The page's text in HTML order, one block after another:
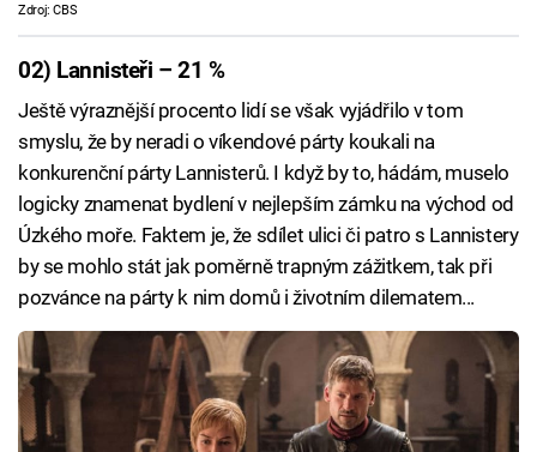
Zdroj: CBS
02) Lannisteři – 21 %
Ještě výraznější procento lidí se však vyjádřilo v tom
smyslu, že by neradi o víkendové párty koukali na
konkurenční párty Lannisterů. I když by to, hádám, muselo
logicky znamenat bydlení v nejlepším zámku na východ od
Úzkého moře. Faktem je, že sdílet ulici či patro s Lannistery
by se mohlo stát jak poměrně trapným zážitkem, tak při
pozvánce na párty k nim domů i životním dilematem...